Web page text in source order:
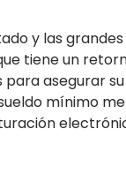
y las
tiene un
para asegurar
mínimo